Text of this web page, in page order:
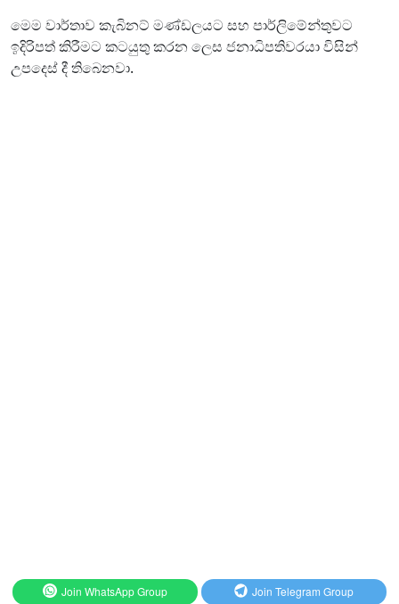
මෙම වාර්තාව කැබිනට් මණ්ඩලයට සහ පාර්ලිමේන්තුවට
ඉදිරිපත් කිරීමට කටයුතු කරන ලෙස ජනාධිපතිවරයා විසින්
උපදෙස් දී තිබෙනවා.
Join WhatsApp Group Join Telegram Group